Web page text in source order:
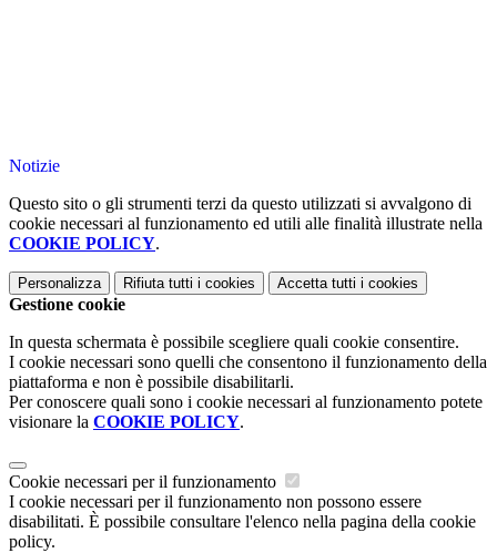
Notizie
Questo sito o gli strumenti terzi da questo utilizzati si avvalgono di
cookie necessari al funzionamento ed utili alle finalità illustrate nella
COOKIE POLICY.
Personalizza Rifiuta tutti i cookies Accetta tutti i cookies
Gestione cookie
In questa schermata è possibile scegliere quali cookie consentire.
I cookie necessari sono quelli che consentono il funzionamento della
piattaforma e non è possibile disabilitarli.
Per conoscere quali sono i cookie necessari al funzionamento potete
visionare la COOKIE POLICY.
Cookie necessari per il funzionamento
I cookie necessari per il funzionamento non possono essere
disabilitati. È possibile consultare l'elenco nella pagina della cookie
policy.